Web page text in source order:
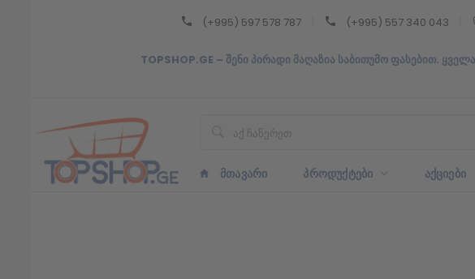
(+995) 597 578 787 (+995) 557 340 043
TOPSHOP.GE – შენი პირადი მაღაზია საბითუმო ფასებით.
ᲛᲗᲐᲕᲐᲠᲘ ᲞᲠᲝᲓᲣᲥᲢᲔᲑᲘ ᲐᲥᲪᲘᲔᲑᲘ